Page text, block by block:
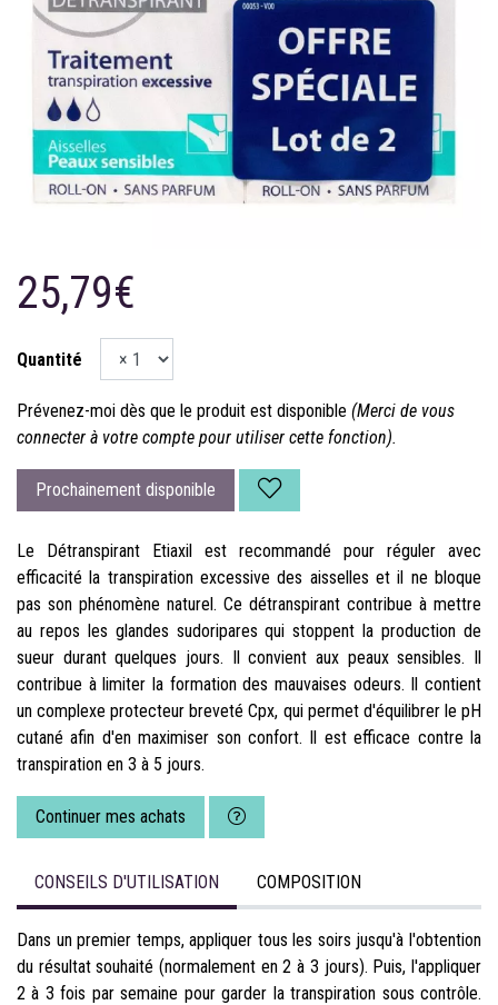
25,79€
Quantité
Prévenez-moi dès que le produit est disponible (Merci de vous
connecter à votre compte pour utiliser cette fonction).
Prochainement disponible
Le Détranspirant Etiaxil est recommandé pour réguler avec
efficacité la transpiration excessive des aisselles et il ne bloque
pas son phénomène naturel. Ce détranspirant contribue à mettre
au repos les glandes sudoripares qui stoppent la production de
sueur durant quelques jours. Il convient aux peaux sensibles. Il
contribue à limiter la formation des mauvaises odeurs. Il contient
un complexe protecteur breveté Cpx, qui permet d'équilibrer le pH
cutané afin d'en maximiser son confort. Il est efficace contre la
transpiration en 3 à 5 jours.
Continuer mes achats
CONSEILS D'UTILISATION COMPOSITION
Dans un premier temps, appliquer tous les soirs jusqu'à l'obtention
du résultat souhaité (normalement en 2 à 3 jours). Puis, l'appliquer
2 à 3 fois par semaine pour garder la transpiration sous contrôle.